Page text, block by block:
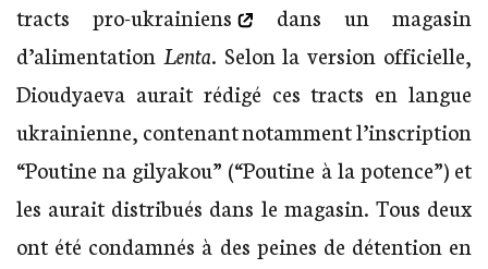
tracts pro-ukrainiens
dans un magasin
d’alimentation Lenta. Selon la version officielle,
Dioudyaeva aurait rédigé ces tracts en langue
ukrainienne, contenant notamment l’inscription
“Poutine na gilyakou” (“Poutine à la potence”) et
les aurait distribués dans le magasin. Tous deux
ont été condamnés à des peines de détention en